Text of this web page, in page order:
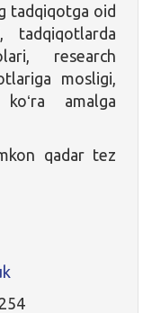
tadqiqotga oid
tadqiqotlarda
research
mosligi,
amalga
qadar tez